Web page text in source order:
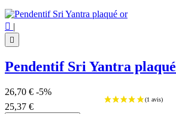
 |

Pendentif Sri Yantra
26,70 € -5%
25,37 €